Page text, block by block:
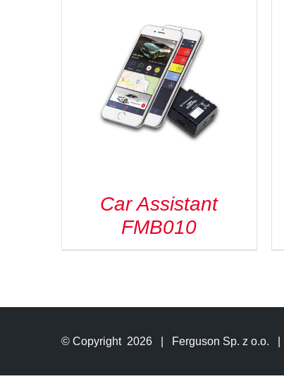
Car Assistant
FMB010
SZCZEGÓŁY
© Copyright 2026 | Ferguson Sp. z o.o. |